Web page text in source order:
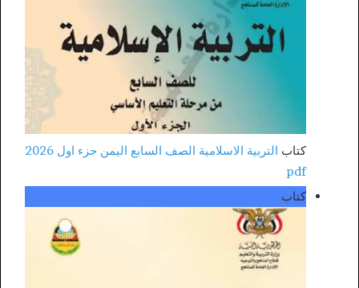
كتاب
التربية الاسلامية الصف السابع اليمن جزء اول 2026
pdf
كتاب